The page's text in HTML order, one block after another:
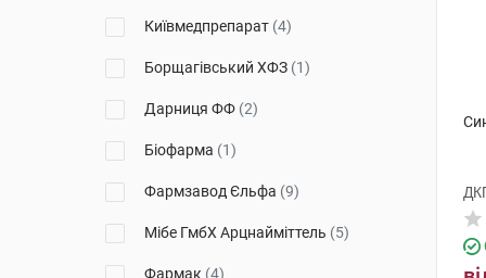
Київмедпрепарат (4)
Борщагівський ХФЗ (1)
Дарниця ФФ (2)
Біофарма (1)
Фармзавод Єльфа (9)
Мібе ГмбХ Арцнайміттель (5)
Фармак (4)